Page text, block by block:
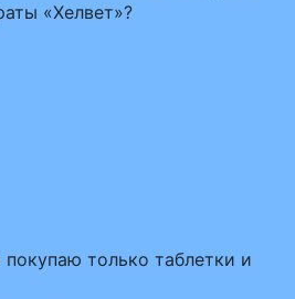
«Хелвет»?
только таблетки и